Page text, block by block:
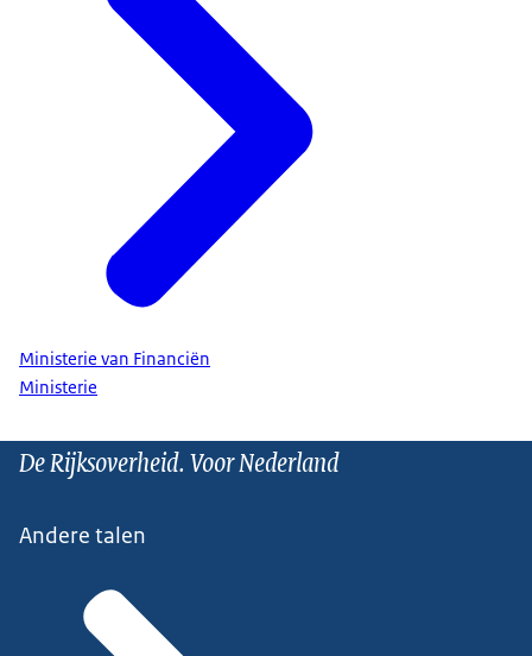
Ministerie van Financiën
Ministerie
De Rijksoverheid. Voor Nederland
Andere talen